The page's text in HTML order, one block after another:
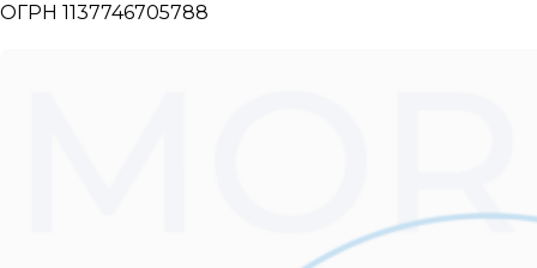
ОГРН 1137746705788